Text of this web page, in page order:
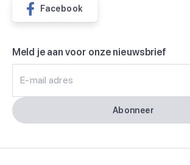
Facebook
Meld je aan voor onze nieuwsbrief
E-mail adres
Abonneer